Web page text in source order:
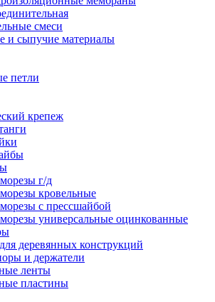
смеси
и сыпучие материалы
петли
крепеж
г/д
кровельные
с прессшайбой
универсальные оцинкованные
деревянных конструкций
и держатели
ленты
пластины